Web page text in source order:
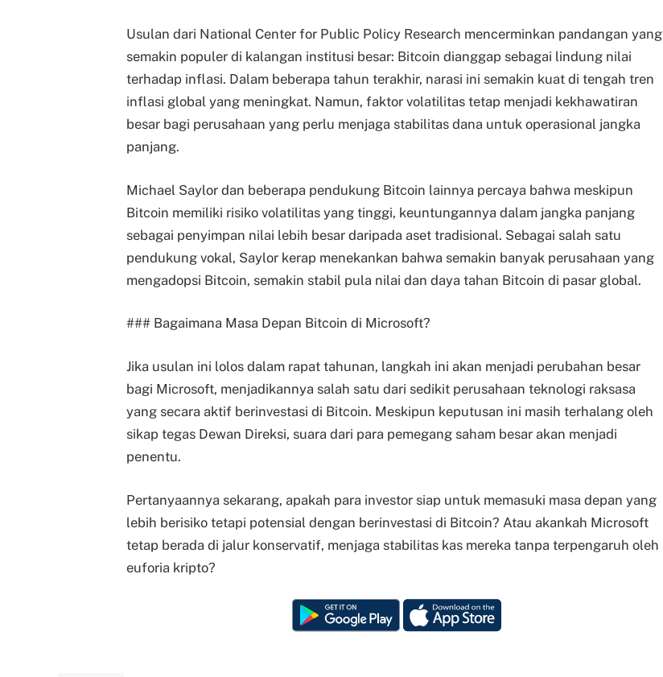
Usulan dari National Center for Public Policy Research mencerminkan pandangan yang
semakin populer di kalangan institusi besar: Bitcoin dianggap sebagai lindung nilai
terhadap inflasi. Dalam beberapa tahun terakhir, narasi ini semakin kuat di tengah tren
inflasi global yang meningkat. Namun, faktor volatilitas tetap menjadi kekhawatiran
besar bagi perusahaan yang perlu menjaga stabilitas dana untuk operasional jangka
panjang.
Michael Saylor dan beberapa pendukung Bitcoin lainnya percaya bahwa meskipun
Bitcoin memiliki risiko volatilitas yang tinggi, keuntungannya dalam jangka panjang
sebagai penyimpan nilai lebih besar daripada aset tradisional. Sebagai salah satu
pendukung vokal, Saylor kerap menekankan bahwa semakin banyak perusahaan yang
mengadopsi Bitcoin, semakin stabil pula nilai dan daya tahan Bitcoin di pasar global.
### Bagaimana Masa Depan Bitcoin di Microsoft?
Jika usulan ini lolos dalam rapat tahunan, langkah ini akan menjadi perubahan besar
bagi Microsoft, menjadikannya salah satu dari sedikit perusahaan teknologi raksasa
yang secara aktif berinvestasi di Bitcoin. Meskipun keputusan ini masih terhalang oleh
sikap tegas Dewan Direksi, suara dari para pemegang saham besar akan menjadi
penentu.
Pertanyaannya sekarang, apakah para investor siap untuk memasuki masa depan yang
lebih berisiko tetapi potensial dengan berinvestasi di Bitcoin? Atau akankah Microsoft
tetap berada di jalur konservatif, menjaga stabilitas kas mereka tanpa terpengaruh oleh
euforia kripto?